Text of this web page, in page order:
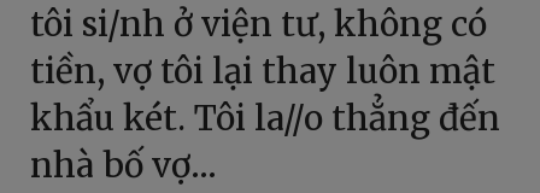
tôi si/nh ở viện tư, không có
tiền, vợ tôi lại thay luôn mật
khẩu két. Tôi la//o thẳng đến
nhà bố vợ…